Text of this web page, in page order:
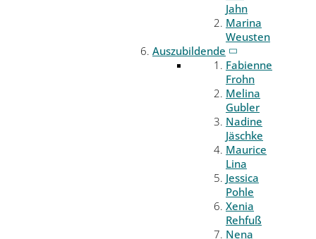
Jahn
Marina
Weusten
Auszubildende
Fabienne
Frohn
Melina
Gubler
Nadine
Jäschke
Maurice
Lina
Jessica
Pohle
Xenia
Rehfuß
Nena